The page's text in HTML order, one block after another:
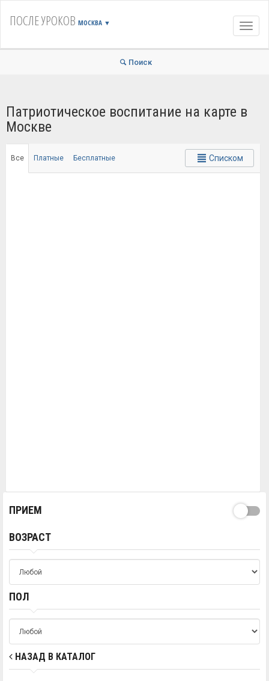
ПОСЛЕ УРОКОВ МОСКВА ▼
Поиск
Патриотическое воспитание на карте в
Москве
Все Платные Бесплатные Списком
ПРИЕМ
ВОЗРАСТ
ПОЛ
НАЗАД В КАТАЛОГ